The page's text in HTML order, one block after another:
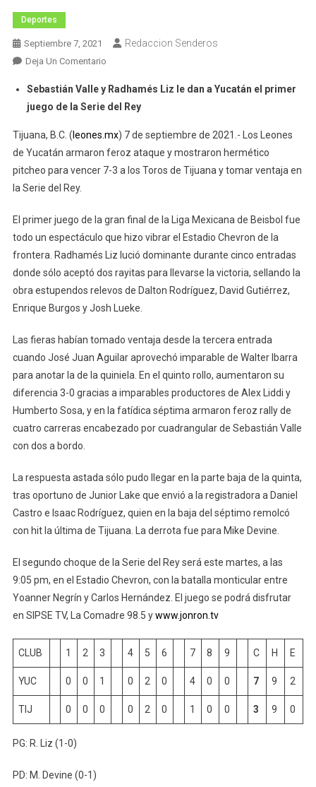
Deportes
Septiembre 7, 2021 Redaccion Senderos
Deja Un ComentarioEn
Ruge
A
Mil
Kilómetros
Sebastián Valle y Radhamés Liz le dan a Yucatán el primer
juego de la Serie del Rey
Tijuana, B.C. ( leones.mx) 7 de septiembre de 2021.- Los Leones
de Yucatán armaron feroz ataque y mostraron hermético
pitcheo para vencer 7-3 a los Toros de Tijuana y tomar ventaja en
la Serie del Rey.
El primer juego de la gran final de la Liga Mexicana de Beisbol fue
todo un espectáculo que hizo vibrar el Estadio Chevron de la
frontera. Radhamés Liz lució dominante durante cinco entradas
donde sólo aceptó dos rayitas para llevarse la victoria, sellando la
obra estupendos relevos de Dalton Rodríguez, David Gutiérrez,
Enrique Burgos y Josh Lueke.
Las fieras habían tomado ventaja desde la tercera entrada
cuando José Juan Aguilar aprovechó imparable de Walter Ibarra
para anotar la de la quiniela. En el quinto rollo, aumentaron su
diferencia 3-0 gracias a imparables productores de Alex Liddi y
Humberto Sosa, y en la fatídica séptima armaron feroz rally de
cuatro carreras encabezado por cuadrangular de Sebastián Valle
con dos a bordo.
La respuesta astada sólo pudo llegar en la parte baja de la quinta,
tras oportuno de Junior Lake que envió a la registradora a Daniel
Castro e Isaac Rodríguez, quien en la baja del séptimo remolcó
con hit la última de Tijuana. La derrota fue para Mike Devine.
El segundo choque de la Serie del Rey será este martes, a las
9:05 pm, en el Estadio Chevron, con la batalla monticular entre
Yoanner Negrín y Carlos Hernández. El juego se podrá disfrutar
en SIPSE TV, La Comadre 98.5 ywww.jonron.tv
CLUB 1 2 3 4 5 6 7 8 9 C H E
YUC 0 0 1 0 2 0 4 0 0 7 9 2
TIJ 0 0 0 0 2 0 1 0 0 3 9 0
PG: R. Liz (1-0)
PD: M. Devine (0-1)